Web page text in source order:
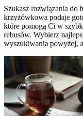
Szukasz rozwiązania do
krzyżówkowa podaje
które pomogą Ci w
rebusów. Wybierz
wyszukiwania powyżej,